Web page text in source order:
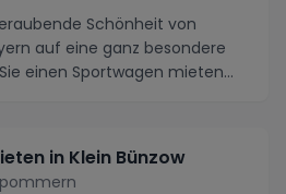
Schönheit von
auf eine ganz besondere
einen Sportwagen mieten
in Klein Bünzow